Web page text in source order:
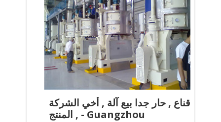
قناع , حار جدا بيع آلة , أخي الشركة
المنتج , - Guangzhou